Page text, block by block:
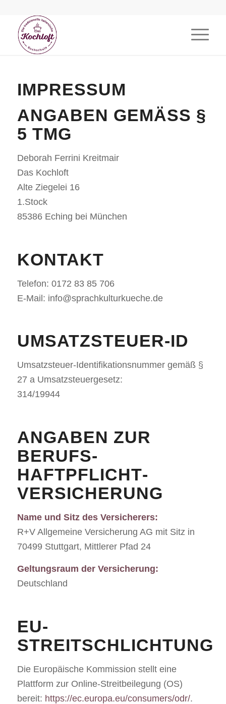
IMPRESSUM
ANGABEN GEMÄSS § 5
TMG
Deborah Ferrini Kreitmair
Das Kochloft
Alte Ziegelei 16
1.Stock
85386 Eching bei München
KONTAKT
Telefon: 0172 83 85 706
E-Mail: info@sprachkulturkueche.de
UMSATZSTEUER-ID
Umsatzsteuer-Identifikationsnummer gemäß §
27 a Umsatzsteuergesetz:
314/19944
ANGABEN ZUR
BERUFS­
HAFTPFLICHT­
VERSICHERUNG
Name und Sitz des Versicherers:
R+V Allgemeine Versicherung AG mit Sitz in
70499 Stuttgart, Mittlerer Pfad 24
Geltungsraum der Versicherung:
Deutschland
EU-
STREITSCHLICHTUNG
Die Europäische Kommission stellt eine
Plattform zur Online-Streitbeilegung (OS)
bereit: https://ec.europa.eu/consumers/odr/.